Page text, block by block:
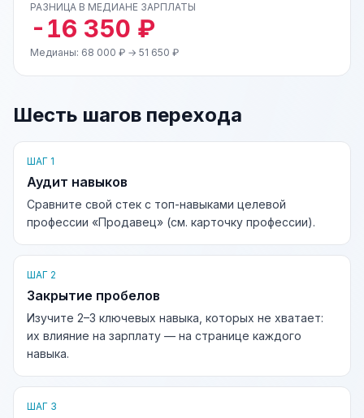
РАЗНИЦА В МЕДИАНЕ ЗАРПЛАТЫ
-16 350 ₽
Медианы: 68 000 ₽ → 51 650 ₽
Шесть шагов перехода
ШАГ 1
Аудит навыков
Сравните свой стек с топ-навыками целевой
профессии «Продавец» (см. карточку профессии).
ШАГ 2
Закрытие пробелов
Изучите 2–3 ключевых навыка, которых не хватает:
их влияние на зарплату — на странице каждого
навыка.
ШАГ 3